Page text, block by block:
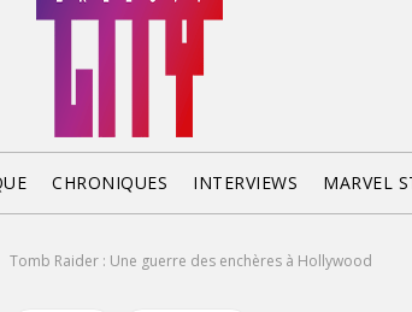
CHRONIQUES INTERVIEWS MARVEL
Tomb Raider : Une guerre des enchères à Hollywood